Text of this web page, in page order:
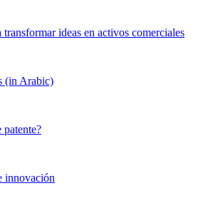
ideas en activos comerciales
(in Arabic)
patente?
innovación